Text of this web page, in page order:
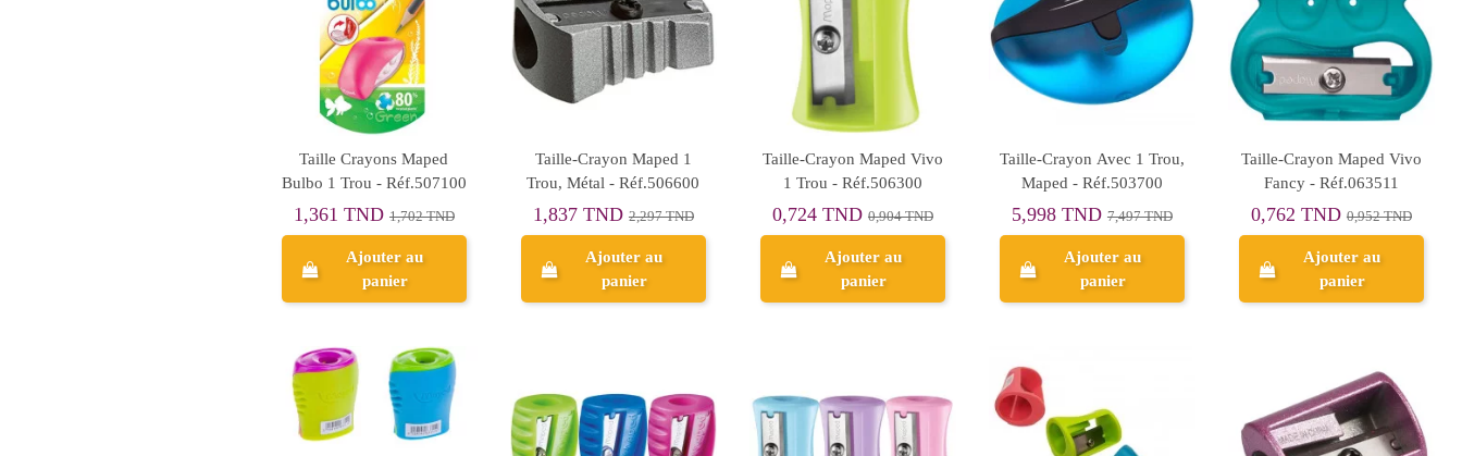
Taille Crayons Maped
Bulbo 1 Trou - Réf.507100
1,361 TND 1,702 TND
Ajouter au
panier
Taille-Crayon Maped 1
Trou, Métal - Réf.506600
1,837 TND 2,297 TND
Ajouter au
panier
Taille-Crayon Maped Vivo
1 Trou - Réf.506300
0,724 TND 0,904 TND
Ajouter au
panier
Taille-Crayon Avec 1 Trou,
Maped - Réf.503700
5,998 TND 7,497 TND
Ajouter au
panier
Taille-Crayon Maped Vivo
Fancy - Réf.063511
0,762 TND 0,952 TND
Ajouter au
panier